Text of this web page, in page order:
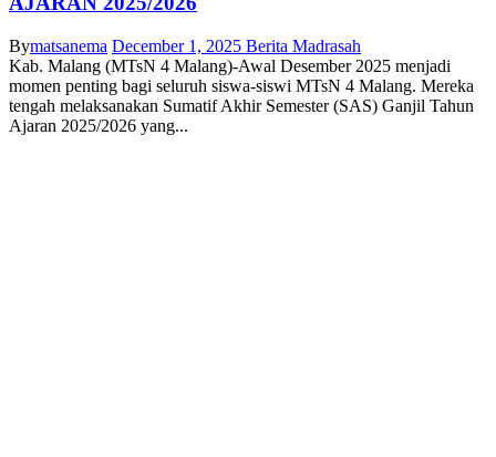
Bymatsanema December 1, 2025 Berita Madrasah
Kab. Malang (MTsN 4 Malang)-Awal Desember 2025 menjadi
momen penting bagi seluruh siswa-siswi MTsN 4 Malang. Mereka
tengah melaksanakan Sumatif Akhir Semester (SAS) Ganjil Tahun
Ajaran 2025/2026 yang...